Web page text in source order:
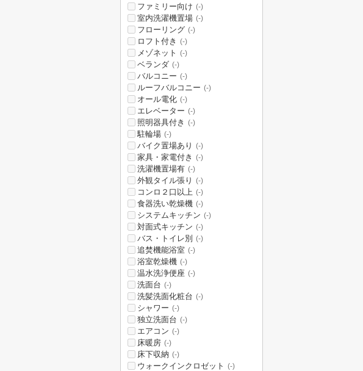
ファミリー向け (-)
室内洗濯機置場 (-)
フローリング (-)
ロフト付き (-)
メゾネット (-)
ベランダ (-)
バルコニー (-)
ルーフバルコニー (-)
オール電化 (-)
エレベーター (-)
照明器具付き (-)
駐輪場 (-)
バイク置場あり (-)
家具・家電付き (-)
洗濯機置場有 (-)
外観タイル張り (-)
コンロ２口以上 (-)
食器洗い乾燥機 (-)
システムキッチン (-)
対面式キッチン (-)
バス・トイレ別 (-)
追焚機能浴室 (-)
浴室乾燥機 (-)
温水洗浄便座 (-)
洗面台 (-)
洗髪洗面化粧台 (-)
シャワー (-)
独立洗面台 (-)
エアコン (-)
床暖房 (-)
床下収納 (-)
ウォークインクロゼット (-)